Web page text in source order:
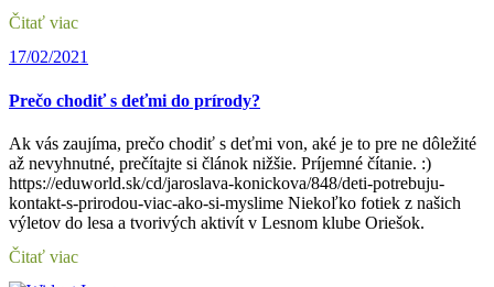
Čitať viac
17/02/2021
Prečo chodiť s deťmi do prírody?
Ak vás zaujíma, prečo chodiť s deťmi von, aké je to pre ne dôležité
až nevyhnutné, prečítajte si článok nižšie. Príjemné čítanie. :)
https://eduworld.sk/cd/jaroslava-konickova/848/deti-potrebuju-
kontakt-s-prirodou-viac-ako-si-myslime Niekoľko fotiek z našich
výletov do lesa a tvorivých aktivít v Lesnom klube Oriešok.
Čitať viac